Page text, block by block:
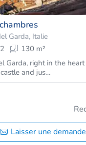
Garda, Italie
2
130 m²
Garda, right in the
and jus…
Laisser une demande